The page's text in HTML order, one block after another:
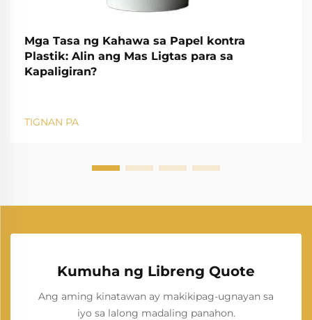
Mga Tasa ng Kahawa sa Papel kontra
Plastik: Alin ang Mas Ligtas para sa
Kapaligiran?
TIGNAN PA
Kumuha ng Libreng Quote
Ang aming kinatawan ay makikipag-ugnayan sa
iyo sa lalong madaling panahon.